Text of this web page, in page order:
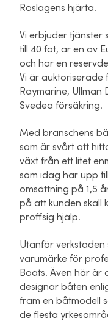
Roslagens hjärta.
Vi erbjuder tjänster
till 40 fot, är en av
och har en
Vi är auktoriserade
Raymarine,
Svedea försäkring.
Med branschens
som är svårt att
växt från ett litet
som idag har upp
omsättning på 1,5
på att kunden skall
proffsig hjälp.
Utanför
varumärke för
Boats. Även här är
designar båten
fram en båtmodell
de flesta